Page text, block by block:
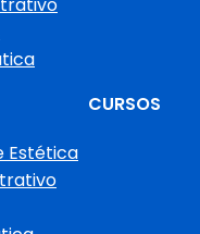
CURSOS
Estética